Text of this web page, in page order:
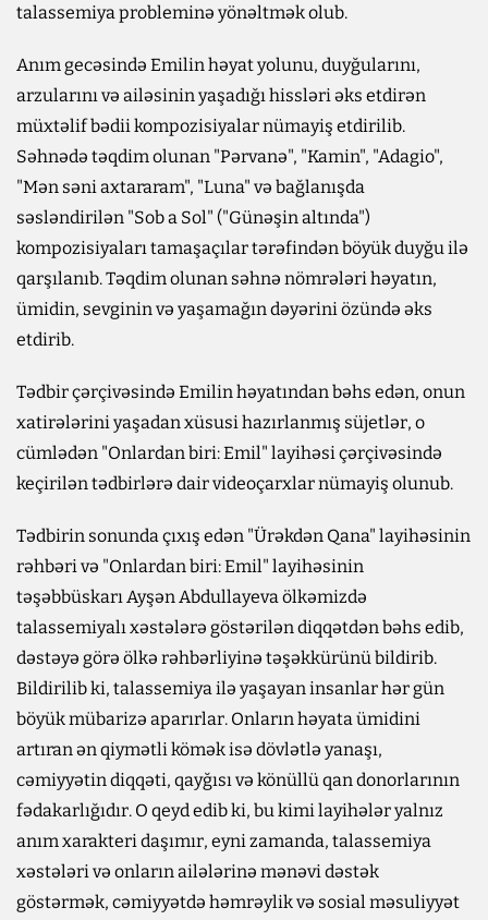
talassemiya probleminə yönəltmək olub.
Anım gecəsində Emilin həyat yolunu, duyğularını,
arzularını və ailəsinin yaşadığı hissləri əks etdirən
müxtəlif bədii kompozisiyalar nümayiş etdirilib.
Səhnədə təqdim olunan "Pərvanə", "Kamin", "Adagio",
"Mən səni axtararam", "Luna" və bağlanışda
səsləndirilən "Sob a Sol" ("Günəşin altında")
kompozisiyaları tamaşaçılar tərəfindən böyük duyğu ilə
qarşılanıb. Təqdim olunan səhnə nömrələri həyatın,
ümidin, sevginin və yaşamağın dəyərini özündə əks
etdirib.
Tədbir çərçivəsində Emilin həyatından bəhs edən, onun
xatirələrini yaşadan xüsusi hazırlanmış süjetlər, o
cümlədən "Onlardan biri: Emil" layihəsi çərçivəsində
keçirilən tədbirlərə dair videoçarxlar nümayiş olunub.
Tədbirin sonunda çıxış edən "Ürəkdən Qana" layihəsinin
rəhbəri və "Onlardan biri: Emil" layihəsinin
təşəbbüskarı Ayşən Abdullayeva ölkəmizdə
talassemiyalı xəstələrə göstərilən diqqətdən bəhs edib,
dəstəyə görə ölkə rəhbərliyinə təşəkkürünü bildirib.
Bildirilib ki, talassemiya ilə yaşayan insanlar hər gün
böyük mübarizə aparırlar. Onların həyata ümidini
artıran ən qiymətli kömək isə dövlətlə yanaşı,
cəmiyyətin diqqəti, qayğısı və könüllü qan donorlarının
fədakarlığıdır. O qeyd edib ki, bu kimi layihələr yalnız
anım xarakteri daşımır, eyni zamanda, talassemiya
xəstələri və onların ailələrinə mənəvi dəstək
göstərmək, cəmiyyətdə həmrəylik və sosial məsuliyyət